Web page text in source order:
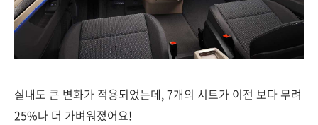
실내도 큰 변화가 적용되었는데, 7개의 시트가 이전 보다 무려
25%나 더 가벼워졌어요!